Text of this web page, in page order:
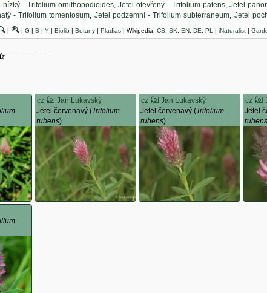
nízký - Trifolium ornithopodioides, Jetel otevřený - Trifolium patens, Jetel
- Trifolium tomentosum, Jetel podzemní - Trifolium subterraneum, Jetel
- Trifolium arvense,Jetel rozložený - Trifolium diffusum,Jetel šupinatý
zlatý - Trifolium aureum ,Jetel zvrácený - Trifolium resupinatum Jetel
Z
Jetel luční - Trifolium pratense
A-Z: Jetel luční - Trifolium pratense ,
| |G |B |Y |Biolib |Botany |Pladias | Wikipedia:CS,SK,EN,DE,PL |iNaturalist |
cz
Jan Lukavský
Jetel červenavý (Trifolium
rubens)
cz
Jan Lukavský
Jetel červenavý (Trifolium
rubens)
cz
Jetel